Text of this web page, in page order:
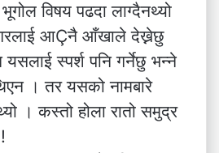
विषय पढदा लाग्दैनथ्यो
आÇनै आँखाले देख्नेछु
स्पर्श पनि गर्नेछु भन्ने
। तर यसको नामबारे
। कस्तो होला रातो समुद्र